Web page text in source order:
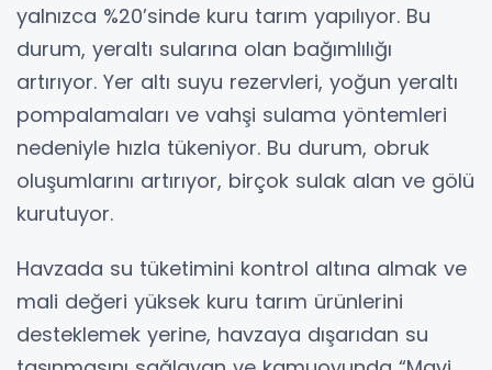
yalnızca %20’sinde kuru tarım yapılıyor. Bu
durum, yeraltı sularına olan bağımlılığı
artırıyor. Yer altı suyu rezervleri, yoğun yeraltı
pompalamaları ve vahşi sulama yöntemleri
nedeniyle hızla tükeniyor. Bu durum, obruk
oluşumlarını artırıyor, birçok sulak alan ve gölü
kurutuyor.
Havzada su tüketimini kontrol altına almak ve
mali değeri yüksek kuru tarım ürünlerini
desteklemek yerine, havzaya dışarıdan su